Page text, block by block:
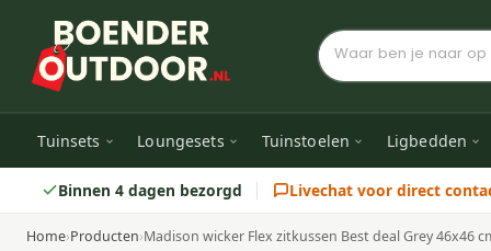
Tuinsets Loungesets Tuinstoelen Ligbedden
Binnen 4 dagen bezorgd Livechat voor direct
Home›Producten›Madison wicker Flex zitkussen Best deal Grey 46x46